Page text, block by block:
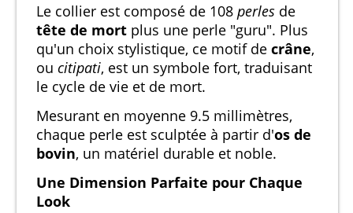
Le collier est composé de 108 perles de
tête de mort plus une perle "guru". Plus
qu'un choix stylistique, ce motif de crâne,
ou citipati, est un symbole fort, traduisant
le cycle de vie et de mort.
Mesurant en moyenne 9.5 millimètres,
chaque perle est sculptée à partir d'os de
bovin, un matériel durable et noble.
Une Dimension Parfaite pour Chaque
Look